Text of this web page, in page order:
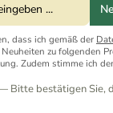
dass ich gemäß der
zu folgenden
Zudem stimme ich
Bitte bestätigen Sie,